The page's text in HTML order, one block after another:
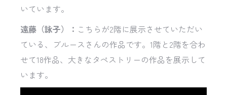
いています。
遠藤（詠子）： こちらが2階に展示させていただい
ている、ブルースさんの作品です。1階と2階を合わ
せて18作品、大きなタペストリーの作品を展示して
います。